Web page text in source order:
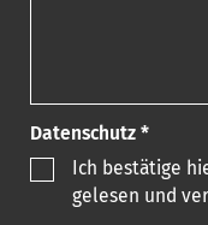
Datenschutz *
Ich bestätige
gelesen und